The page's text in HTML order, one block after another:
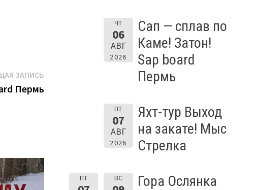
ЗАПИСЬСледующая
запись:
Пермь
ЧТ
06
АВГ
2026
Сап — сплав по
Каме! Затон!
Sap board
Пермь
ПТ
07
АВГ
2026
Яхт-тур Выход
на закате! Мыс
Стрелка
ПТ ВС
Гора Ослянка